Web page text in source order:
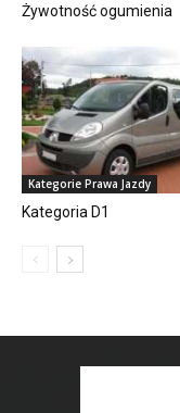
Żywotność ogumienia
Kategorie Prawa Jazdy
Kategoria D1